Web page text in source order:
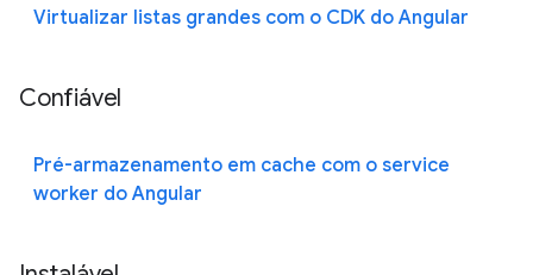
Virtualizar listas grandes com o CDK do Angular
Confiável
Pré-armazenamento em cache com o service
worker do Angular